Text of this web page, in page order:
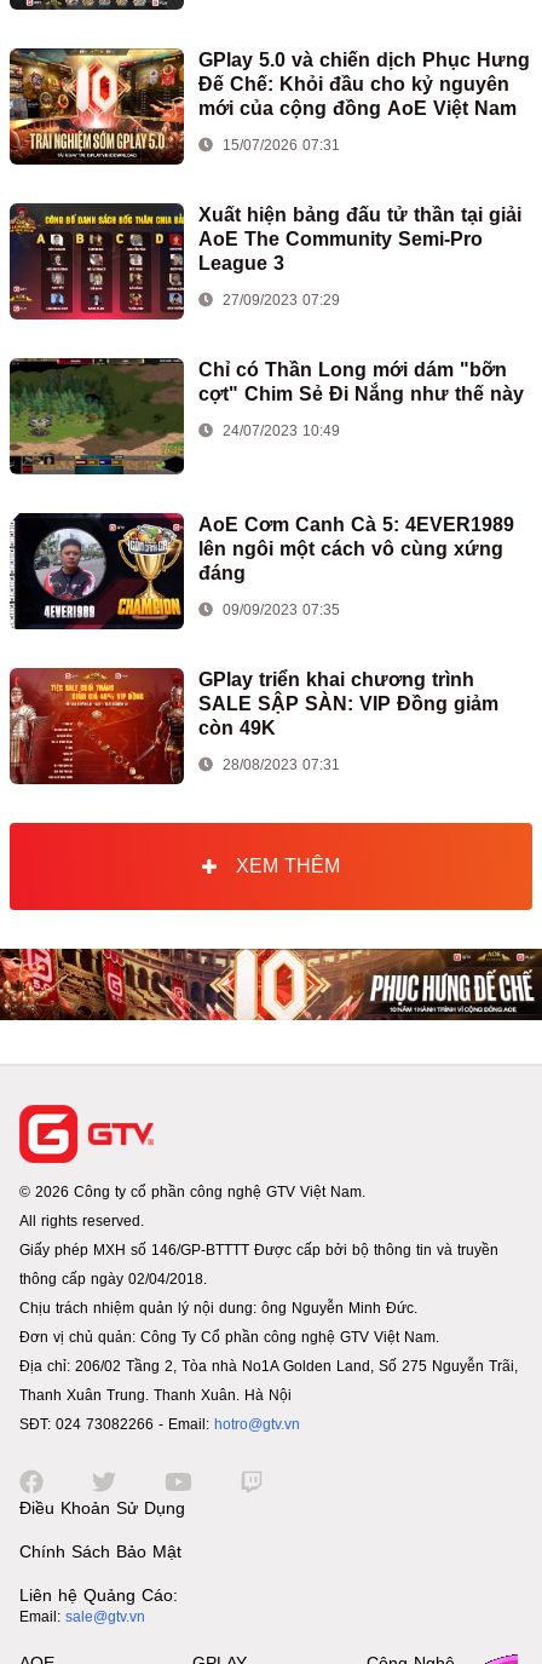
GPlay 5.0 và chiến dịch Phục Hưng
Đế Chế: Khỏi đầu cho kỷ nguyên
mới của cộng đồng AoE Việt Nam
15/07/2026 07:31
Xuất hiện bảng đấu tử thần tại giải
AoE The Community Semi-Pro
League 3
27/09/2023 07:29
Chỉ có Thần Long mới dám "bỡn
cợt" Chim Sẻ Đi Nắng như thế này
24/07/2023 10:49
AoE Cơm Canh Cà 5: 4EVER1989
lên ngôi một cách vô cùng xứng
đáng
09/09/2023 07:35
GPlay triển khai chương trình
SALE SẬP SÀN: VIP Đồng giảm
còn 49K
28/08/2023 07:31
XEM THÊM
© 2026 Công ty cổ phần công nghệ GTV Việt Nam.
All rights reserved.
Giấy phép MXH số 146/GP-BTTTT Được cấp bởi bộ thông tin và truyền
thông cấp ngày 02/04/2018.
Chịu trách nhiệm quản lý nội dung: ông Nguyễn Minh Đức.
Đơn vị chủ quản: Công Ty Cổ phần công nghệ GTV Việt Nam.
Địa chỉ: 206/02 Tầng 2, Tòa nhà No1A Golden Land, Số 275 Nguyễn Trãi,
Thanh Xuân Trung. Thanh Xuân. Hà Nội
SĐT: 024 73082266 - Email: hotro@gtv.vn
Điều Khoản Sử Dụng
Chính Sách Bảo Mật
Liên hệ Quảng Cáo:
Email: sale@gtv.vn